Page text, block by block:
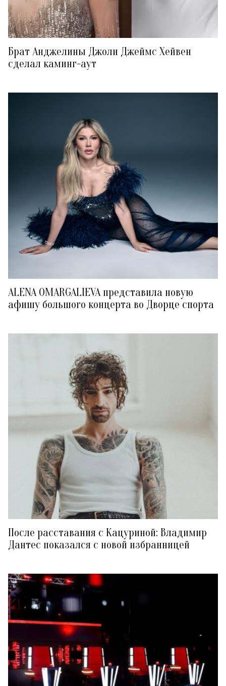
Брат Анджелины Джоли Джеймс Хейвен
сделал каминг-аут
ALENA OMARGALIEVA представила новую
афишу большого концерта во Дворце спорта
После расставания с Кацуриной: Владимир
Дантес показался с новой избранницей